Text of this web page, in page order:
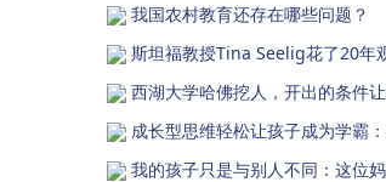
我国农村教育还存在哪些问题？
斯坦福教授Tina Seelig花了20年
西湖大学哈佛挖人，开出的条件
成长型思维轻松让孩子成为学霸
我的孩子只是与别人不同：这位